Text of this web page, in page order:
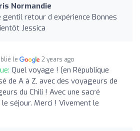
Normandie
gentil retour d expérience Bonnes
Jessica
le 2 years ago
Quel voyage ! (en République
de A à Z, avec des voyageurs de
du Chili ! Avec une sacré
séjour. Merci ! Vivement le